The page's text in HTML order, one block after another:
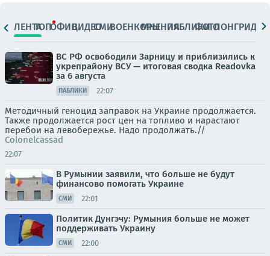
ЛЕНТАТОПОФИЦ.ВИДЕОСМИВОЕНКОРЫМНЕНИЯПАБЛИКИ
ФОТОЛОНГРИДЫ
ВС РФ освободили Зарницу и приблизились к
укрепрайону ВСУ — итоговая сводка Readovka
за 6 августа
ПАБЛИКИ 22:07
Методичный геноцид заправок на Украине продолжается.
Также продолжается рост цен на топливо и нарастают
перебои на левобережье. Надо продолжать.//
Colonelcassad
22:07
В Румынии заявили, что больше не будут
финансово помогать Украине
СМИ 22:01
Политик Дунгэчу: Румыния больше не может
поддерживать Украину
СМИ 22:00